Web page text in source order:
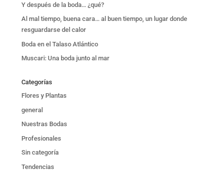
Y después de la boda… ¿qué?
Al mal tiempo, buena cara… al buen tiempo, un lugar donde
resguardarse del calor
Boda en el Talaso Atlántico
Muscari: Una boda junto al mar
Categorías
Flores y Plantas
general
Nuestras Bodas
Profesionales
Sin categoría
Tendencias